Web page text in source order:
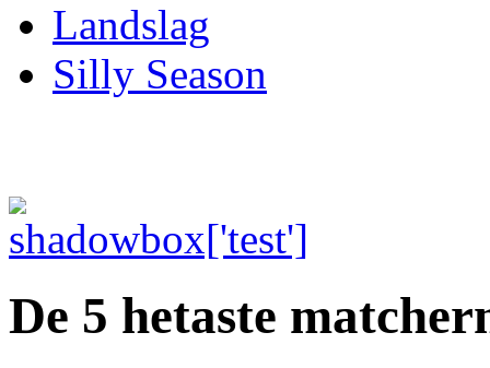
Landslag
Silly Season
De 5 hetaste